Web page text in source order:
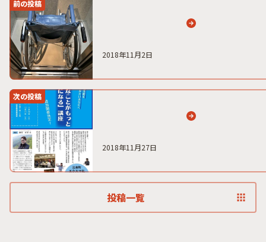
前の投稿
2018年11月2日
次の投稿
2018年11月27日
投稿一覧